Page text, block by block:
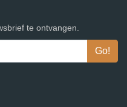
te ontvangen.